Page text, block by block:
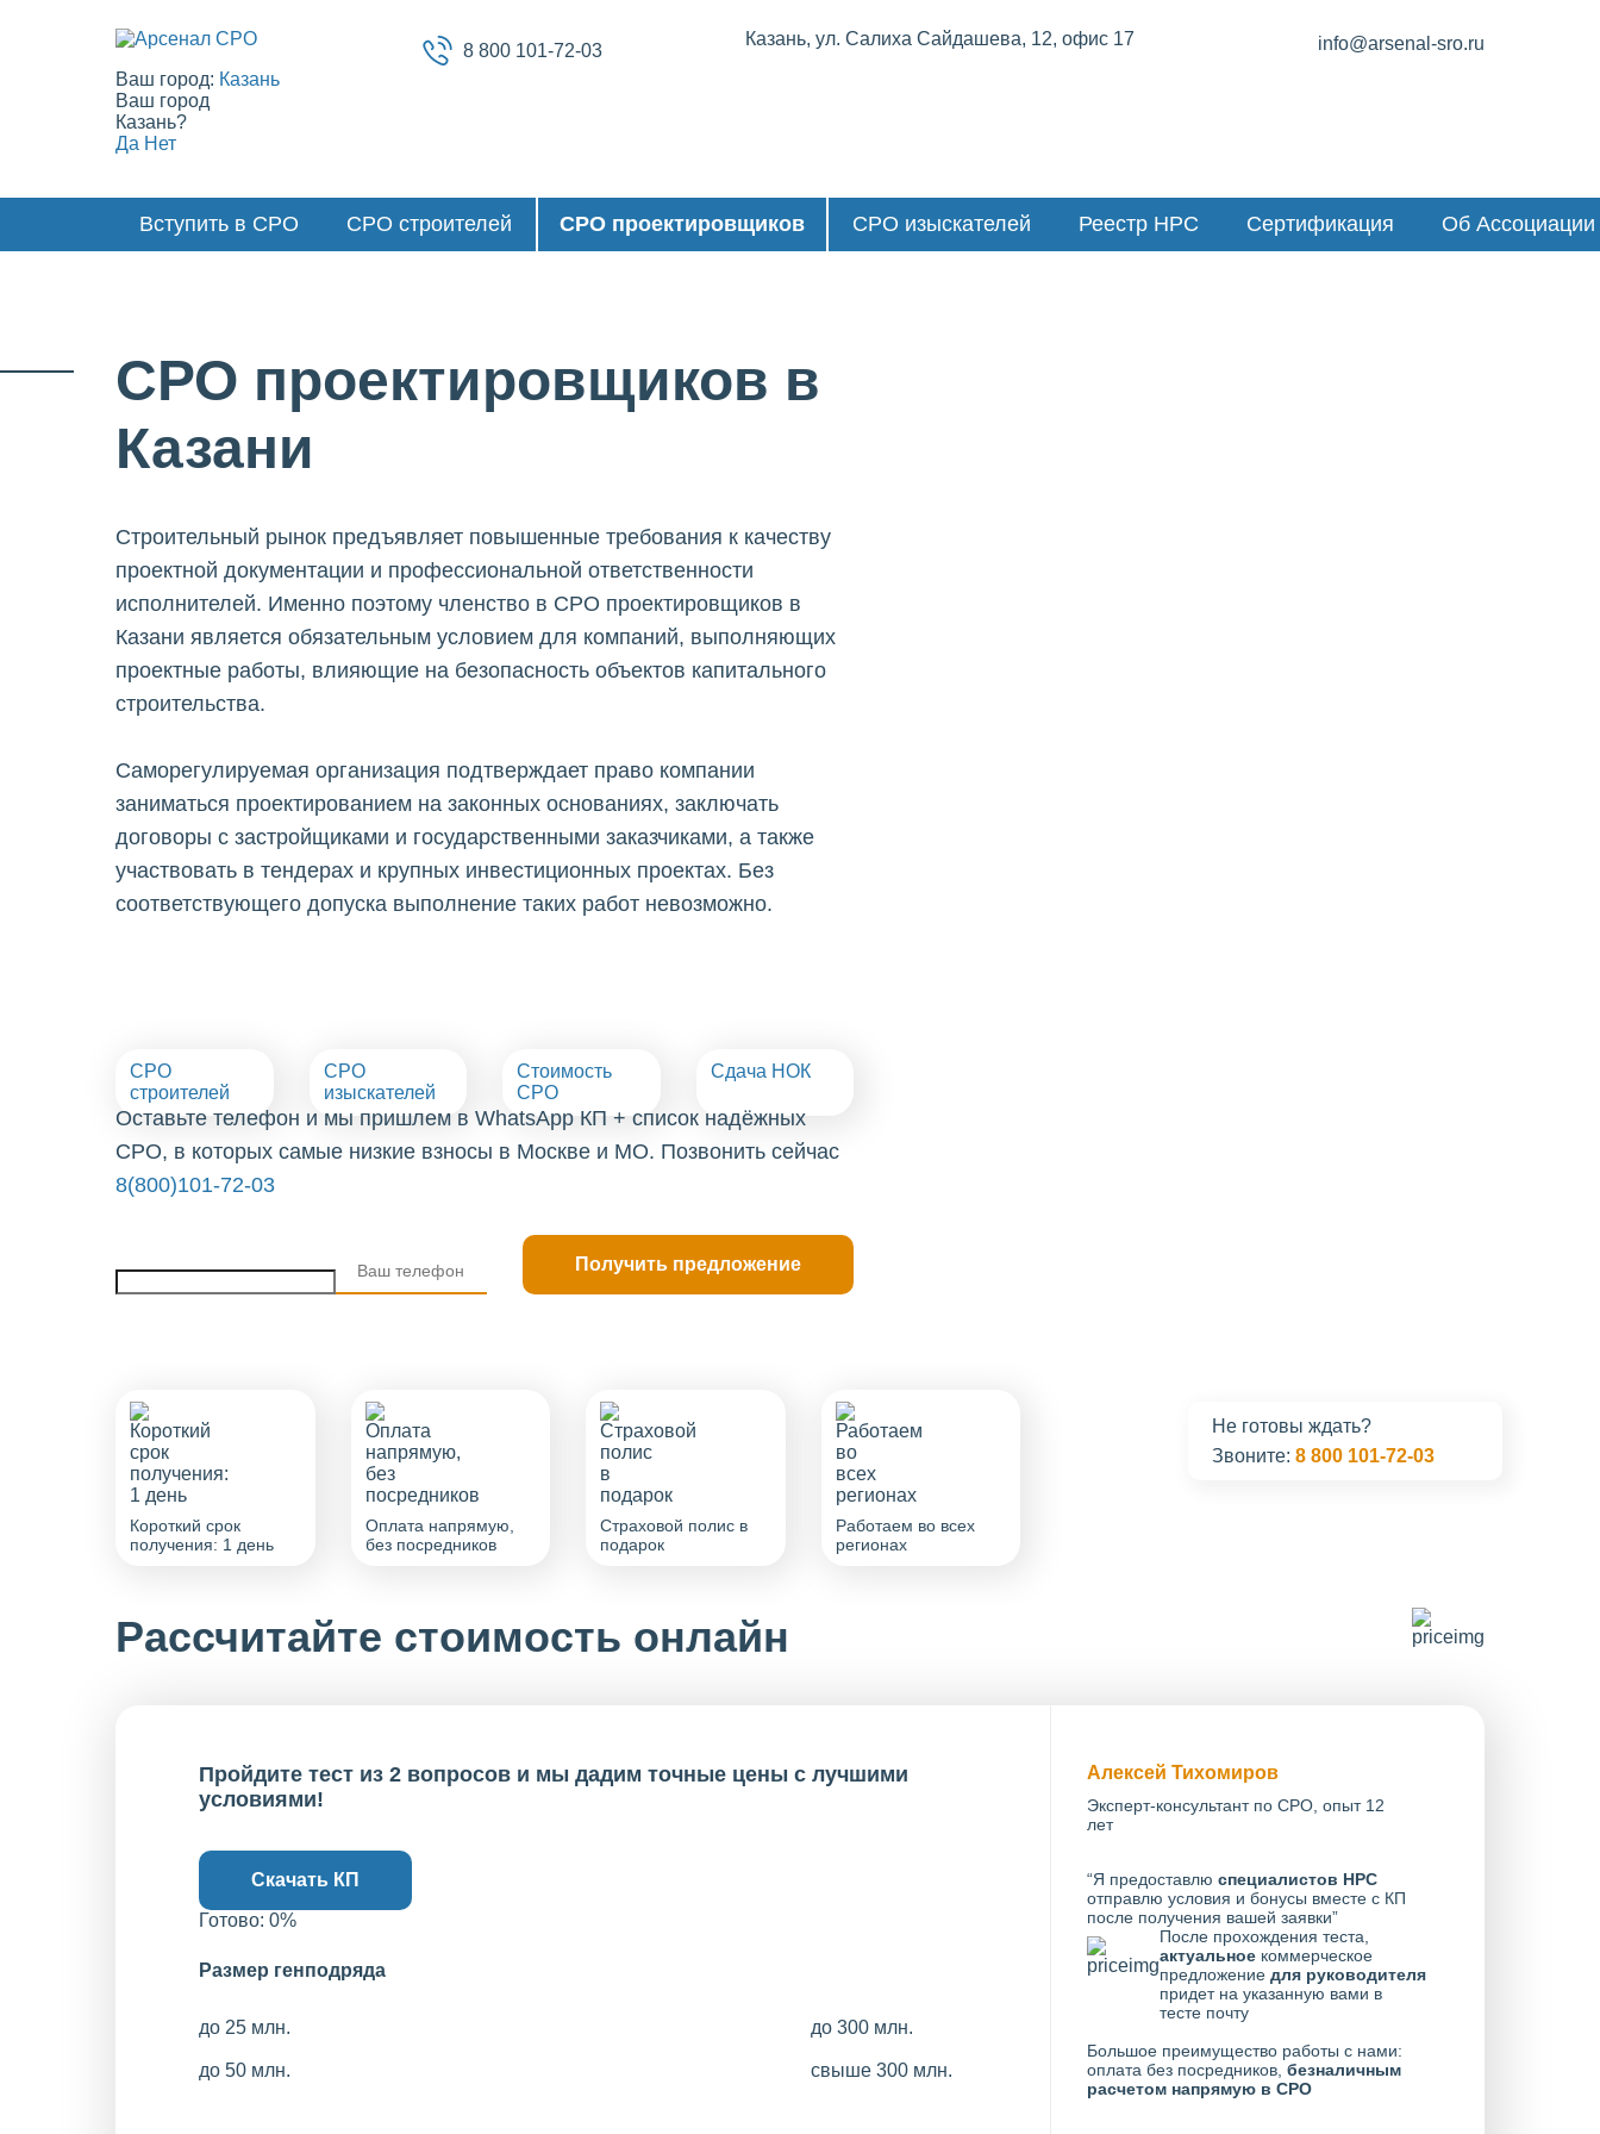
Ваш город: Казань
Ваш город
Казань?
Да Нет
8 800 101-72-03
Казань, ул. Салиха Сайдашева, 12, офис 17 info@arsenal-sro.ru
Вступить в СРО СРО строителей СРО проектировщиков СРО изыскателей Реестр НРС Сертификация Об Ассоциации
СРО проектировщиков в
Казани
Строительный рынок предъявляет повышенные требования к качеству
проектной документации и профессиональной ответственности
исполнителей. Именно поэтому членство в СРО проектировщиков в
Казани является обязательным условием для компаний, выполняющих
проектные работы, влияющие на безопасность объектов капитального
строительства.
Саморегулируемая организация подтверждает право компании
заниматься проектированием на законных основаниях, заключать
договоры с застройщиками и государственными заказчиками, а также
участвовать в тендерах и крупных инвестиционных проектах. Без
соответствующего допуска выполнение таких работ невозможно.
СРО
строителей
СРО
изыскателей
Стоимость
СРО
Сдача НОК
Оставьте телефон и мы пришлем в WhatsApp КП + список надёжных
СРО, в которых самые низкие взносы в Москве и МО. Позвонить сейчас
8(800)101-72-03
Не готовы ждать?
Звоните: 8 800 101-72-03
Короткий срок
получения: 1 день
Оплата напрямую,
без посредников
Страховой полис в
подарок
Работаем во всех
регионах
Рассчитайте стоимость онлайн
Пройдите тест из 2 вопросов и мы дадим точные цены с лучшими
условиями!
Скачать КП
Готово: 0%
Размер генподряда
до 25 млн.
до 50 млн.
до 300 млн.
свыше 300 млн.
Алексей Тихомиров
Эксперт-консультант по СРО, опыт 12
лет
“Я предоставлю специалистов НРС
отправлю условия и бонусы вместе с КП
после получения вашей заявки”
После прохождения теста,
актуальноекоммерческое
предложение для руководителя
придет на указанную вами в
тесте почту
Большое преимущество работы с нами:
оплата без посредников, безналичным
расчетом напрямую в СРО